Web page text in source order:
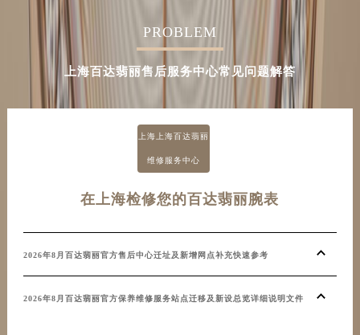
PROBLEM
上海百达翡丽售后服务中心常见问题解答
上海上海百达翡丽
维修服务中心
在上海检修您的百达翡丽腕表
2026年8月百达翡丽官方售后中心迁址及新增网点补充快速参考
2026年8月百达翡丽官方保养维修服务站点迁移及新设总览详细说明文件